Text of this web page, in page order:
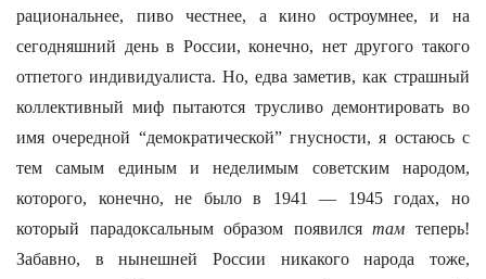
рациональнее, пиво честнее, а кино остроумнее, и на
сегодняшний день в России, конечно, нет другого такого
отпетого индивидуалиста. Но, едва заметив, как страшный
коллективный миф пытаются трусливо демонтировать во
имя очередной “демократической” гнусности, я остаюсь с
тем самым единым и неделимым советским народом,
которого, конечно, не было в 1941 — 1945 годах, но
который парадоксальным образом появилсятам теперь!
Забавно, в нынешней России никакого народа тоже,